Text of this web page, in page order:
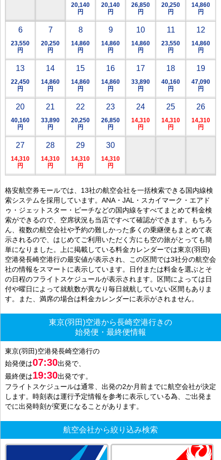
20,140
円
20,140
円
26,850
円
20,250
円
14,860
円
6
23,550
円
7
20,250
円
8
14,860
円
9
14,860
円
10
14,860
円
11
23,550
円
12
14,860
円
13
22,450
円
14
14,860
円
15
14,860
円
16
14,860
円
17
33,890
円
18
40,160
円
19
47,090
円
20
40,160
円
21
33,890
円
22
20,250
円
23
26,850
円
24
14,310
円
25
14,310
円
26
14,310
円
27
14,310
円
28
14,310
円
29
14,310
円
30
14,310
円
格安航空券モールでは、13社の航空会社を一括検索できる国内線検
索システムを採用しています。ANA・JAL・スカイマーク・エアド
ゥ・ジェットスター・ピーチなどの国内線をすべてまとめて料金検
索ができるので、空席状況も当店ですべて確認ができます。もちろ
ん、複数の航空会社や予約の難しかった多くの乗継便もまとめて表
示されるので、はじめてご利用いただく方にも空の旅がとっても簡
単になりました。上に掲載している料金カレンダーでは東京(羽田)
空港発長崎空港行の最安値が表示され、この区間では3社分の航空会
社の情報をスマートに表示しています。日付または料金を選ぶとそ
の日程のフライトスケジュールが表示されます。区間によっては日
付や曜日によって就航数が異なり毎日就航していない区間もありま
す。また、満席の場合は料金カレンダーに表示がされません。
東京(羽田)空港から長崎空港行きの
始発便・最終便情報
東京(羽田)空港発長崎空港行の
始発便は07:30出発で、
最終便は19:30出発です。
フライトスケジュールは通常、出発の2か月前までに航空会社が決定
します。時刻表は運行予定情報を参考に表示している為、ご出発ま
でに出発時刻が変更になることがあります。
航空会社から絞り込み検索